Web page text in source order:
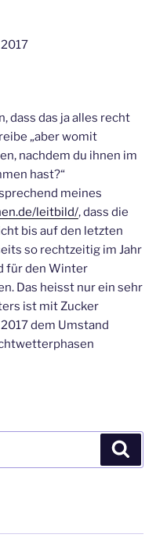
dass das ja alles recht
„aber womit
nachdem du ihnen im
hast?“
meines
leitbild/, dass die
bis auf den letzten
so rechtzeitig im Jahr
für den Winter
Das heisst nur ein sehr
ist mit Zucker
dem Umstand